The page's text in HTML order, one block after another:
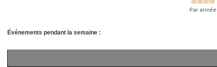
Par année
Événements pendant la semaine :